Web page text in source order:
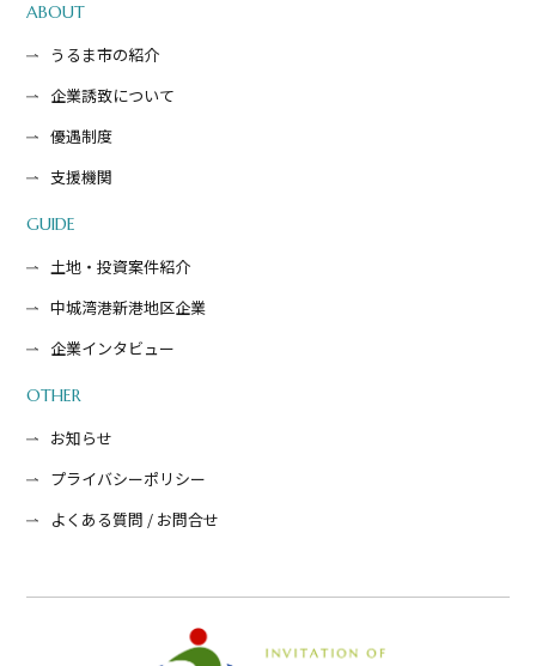
ABOUT
うるま市の紹介
企業誘致について
優遇制度
支援機関
GUIDE
土地・投資案件紹介
中城湾港新港地区企業
企業インタビュー
OTHER
お知らせ
プライバシーポリシー
よくある質問 / お問合せ